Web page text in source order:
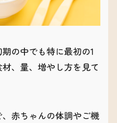
の中でも特に最初の1
、量、増やし方を見て
赤ちゃんの体調やご機